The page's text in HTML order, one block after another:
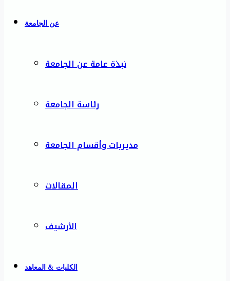
عن الجامعة
نبذة عامة عن الجامعة
رئاسة الجامعة
مديريات وأقسام الجامعة
المقالات
الأرشيف
الكليات & المعاهد